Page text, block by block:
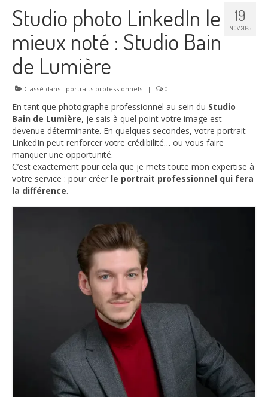
Déroulement
Nos Offres
Contact
Blog
À propos
19
NOV 2025
Studio photo LinkedIn le
mieux noté : Studio Bain
de Lumière
Classé dans : portraits professionnels | 0
En tant que photographe professionnel au sein du Studio
Bain de Lumière, je sais à quel point votre image est
devenue déterminante. En quelques secondes, votre portrait
LinkedIn peut renforcer votre crédibilité… ou vous faire
manquer une opportunité.
C’est exactement pour cela que je mets toute mon expertise à
votre service : pour créer le portrait professionnel qui fera
la différence.